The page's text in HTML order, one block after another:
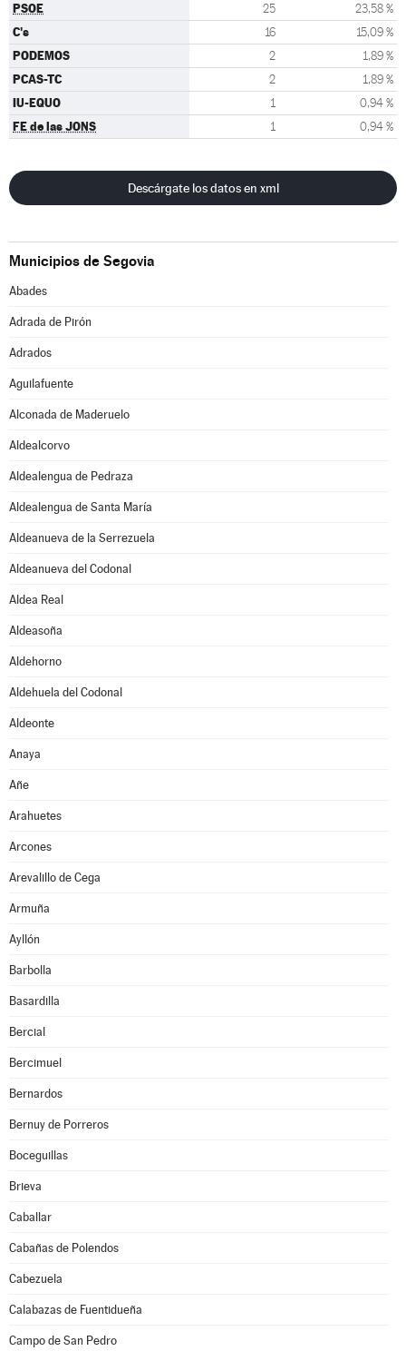
PSOE 25 23,58 %
C's 16 15,09 %
PODEMOS 2 1,89 %
PCAS-TC 2 1,89 %
IU-EQUO 1 0,94 %
FE de las JONS 1 0,94 %
Descárgate los datos en xml
Municipios de Segovia
Abades
Adrada de Pirón
Adrados
Aguilafuente
Alconada de Maderuelo
Aldealcorvo
Aldealengua de Pedraza
Aldealengua de Santa María
Aldeanueva de la Serrezuela
Aldeanueva del Codonal
Aldea Real
Aldeasoña
Aldehorno
Aldehuela del Codonal
Aldeonte
Anaya
Añe
Arahuetes
Arcones
Arevalillo de Cega
Armuña
Ayllón
Barbolla
Basardilla
Bercial
Bercimuel
Bernardos
Bernuy de Porreros
Boceguillas
Brieva
Caballar
Cabañas de Polendos
Cabezuela
Calabazas de Fuentidueña
Campo de San Pedro